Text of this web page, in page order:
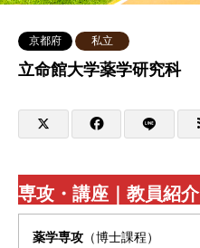
京都府 私立
立命館大学薬学研究科
専攻・講座｜教員紹介
薬学専攻 （博士課程）